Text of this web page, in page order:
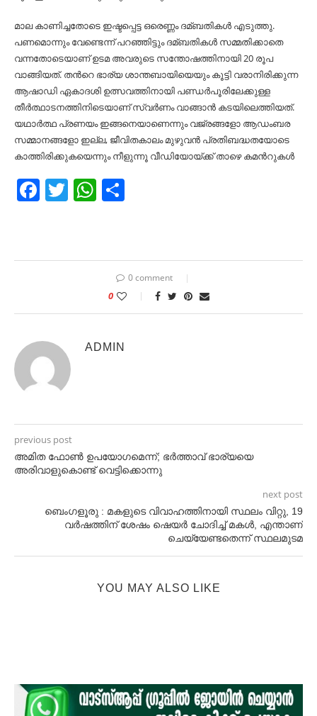
മാല കാണിച്ചതോടെ ഇഷ്ടപ്പെട്ട ഒരെണ്ണം ദമ്ബതികള്‍ എടുത്തു.
പണമൊന്നും വേണ്ടെന്ന് പറഞ്ഞിട്ടും ദമ്ബതികള്‍ സമ്മതിക്കാതെ
വന്നതോടെയാണ് ഉടമ അവരുടെ സന്തോഷത്തിനായി 20 രൂപ
വാങ്ങിയത്. തന്‍റെ ഭാര്യ ശാന്തബായിയെയും കൂട്ടി വരാനിരിക്കുന്ന
ആഷാഡി ഏകാദശി ഉത്സവത്തിനായി പണ്ഡര്‍പൂരിലേക്കുള്ള
തീര്‍ത്ഥാടനത്തിനിടെയാണ് സ്വര്‍ണം വാങ്ങാന്‍ കടയിലെത്തിയത്.
യഥാര്‍ത്ഥ പ്രണയം ഇങ്ങനെയാണെന്നും വജ്രങ്ങളോ ആഡംബര
സമ്മാനങ്ങളോ ഇല്ല, ജീവിതകാലം മുഴുവന്‍ പ്രതിബദ്ധതയോടെ
കാത്തിരിക്കുകയെന്നും നീളുന്നൂ വീഡിയോയ്ക്ക് താഴെ കമന്‍റുകള്‍
Facebook
TwitterWhatsApp
0 comment
0
ADMIN
previous post
അമിത ഫോണ്‍ ഉപയോഗമെന്ന്; ഭര്‍ത്താവ് ഭാര്യയെ
അരിവാളുകൊണ്ട് വെട്ടിക്കൊന്നു
next post
ബെംഗളൂരു : മകളുടെ വിവാഹത്തിനായി സ്ഥലം വിറ്റു, 19
വര്‍ഷത്തിന് ശേഷം ഷെയര്‍ ചോദിച്ച്‌ മകള്‍, എന്താണ്
ചെയ്യേണ്ടതെന്ന് സ്ഥലമുടമ
YOU MAY ALSO LIKE